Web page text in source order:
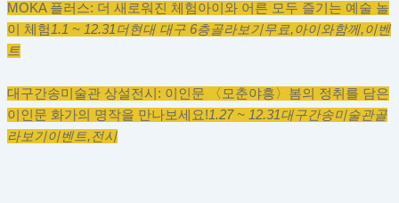
MOKA 플러스: 더 새로워진 체험아이와 어른 모두 즐기는 예술 놀
이 체험1.1 ~ 12.31더현대 대구 6층골라보기무료,아이와함께,이벤
트
대구간송미술관 상설전시: 이인문 〈모춘야흥〉 봄의 정취를 담은
이인문 화가의 명작을 만나보세요!1.27 ~ 12.31대구간송미술관골
라보기이벤트,전시